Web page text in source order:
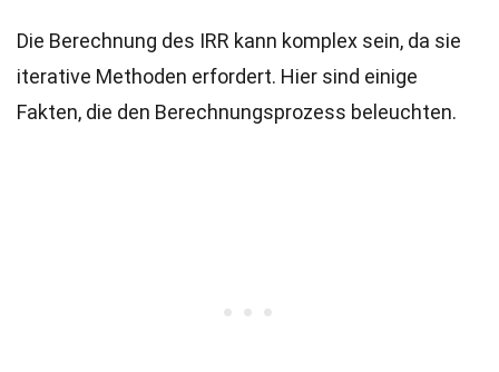
Die Berechnung des IRR kann komplex sein, da sie
iterative Methoden erfordert. Hier sind einige
Fakten, die den Berechnungsprozess beleuchten.